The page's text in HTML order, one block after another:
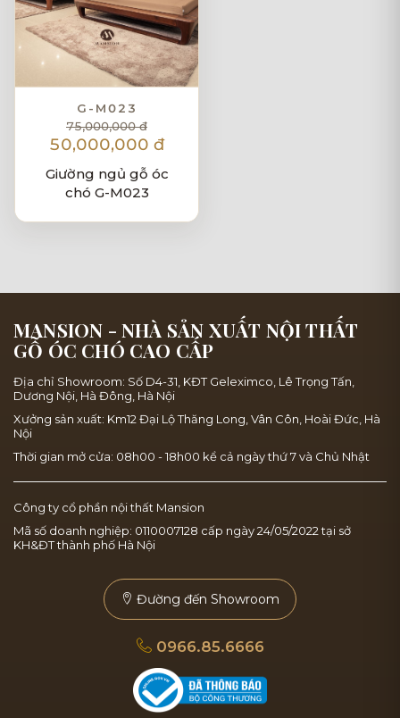
G-M023
75,000,000 đ
50,000,000 đ
Giường ngủ gỗ óc
chó G-M023
MANSION - NHÀ SẢN XUẤT NỘI THẤT
GỖ ÓC CHÓ CAO CẤP
Địa chỉ Showroom: Số D4-31, KĐT Geleximco, Lê Trọng Tấn,
Dương Nội, Hà Đông, Hà Nội
Xưởng sản xuất: Km12 Đại Lộ Thăng Long, Vân Côn, Hoài Đức, Hà
Nội
Thời gian mở cửa: 08h00 - 18h00 kể cả ngày thứ 7 và Chủ Nhật
Công ty cổ phần nội thất Mansion
Mã số doanh nghiệp: 0110007128 cấp ngày 24/05/2022 tại sở
KH&ĐT thành phố Hà Nội
Đường đến Showroom
0966.85.6666